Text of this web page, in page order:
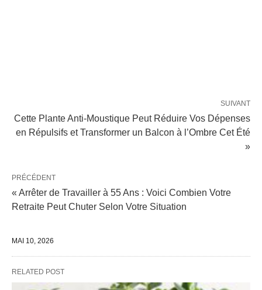
SUIVANT
Cette Plante Anti-Moustique Peut Réduire Vos Dépenses
en Répulsifs et Transformer un Balcon à l’Ombre Cet Été
»
PRÉCÉDENT
« Arrêter de Travailler à 55 Ans : Voici Combien Votre
Retraite Peut Chuter Selon Votre Situation
MAI 10, 2026
RELATED POST